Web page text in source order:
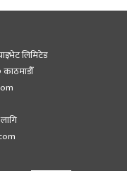
लिमिटेड
काठमाडौँ